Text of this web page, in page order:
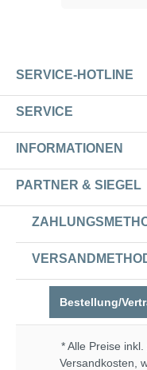
SERVICE-HOTLINE
SERVICE
INFORMATIONEN
PARTNER & SIEGEL
Bestellung/
* Alle Preise
Versandkosten ,